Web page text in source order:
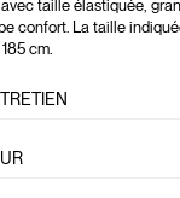
taille élastiquée,
confort. La taille
cm.